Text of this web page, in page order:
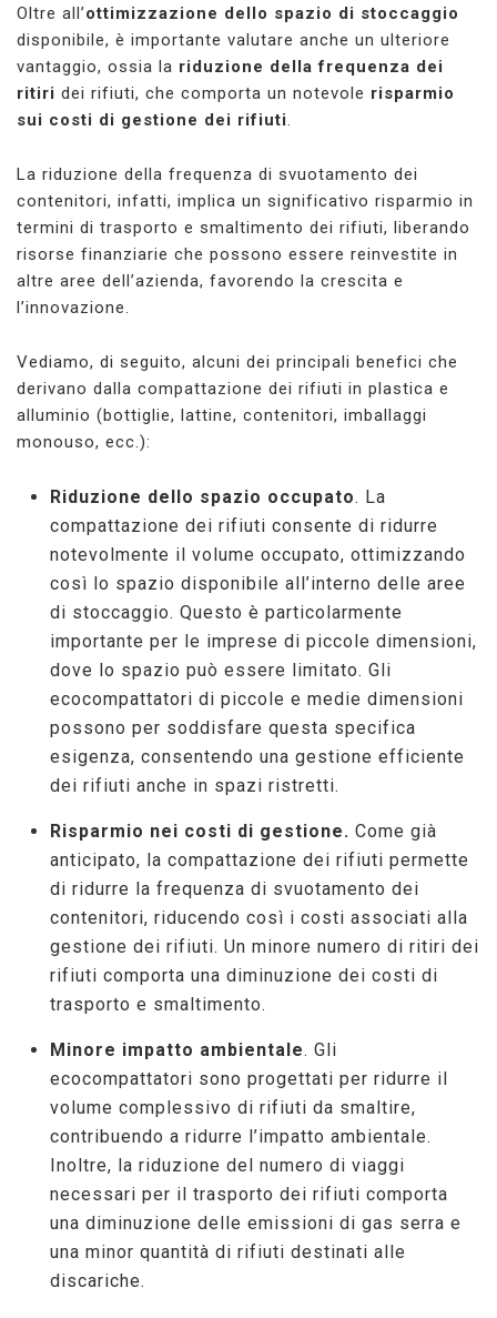
Oltre all’ottimizzazione dello spazio di stoccaggio
disponibile, è importante valutare anche un ulteriore
vantaggio, ossia la riduzione della frequenza dei
ritiri dei rifiuti, che comporta un notevole risparmio
sui costi di gestione dei rifiuti.
La riduzione della frequenza di svuotamento dei
contenitori, infatti, implica un significativo risparmio in
termini di trasporto e smaltimento dei rifiuti, liberando
risorse finanziarie che possono essere reinvestite in
altre aree dell’azienda, favorendo la crescita e
l’innovazione.
Vediamo, di seguito, alcuni dei principali benefici che
derivano dalla compattazione dei rifiuti in plastica e
alluminio (bottiglie, lattine, contenitori, imballaggi
monouso, ecc.):
Riduzione dello spazio occupato. La
compattazione dei rifiuti consente di ridurre
notevolmente il volume occupato, ottimizzando
così lo spazio disponibile all’interno delle aree
di stoccaggio. Questo è particolarmente
importante per le imprese di piccole dimensioni,
dove lo spazio può essere limitato. Gli
ecocompattatori di piccole e medie dimensioni
possono per soddisfare questa specifica
esigenza, consentendo una gestione efficiente
dei rifiuti anche in spazi ristretti.
Risparmio nei costi di gestione. Come già
anticipato, la compattazione dei rifiuti permette
di ridurre la frequenza di svuotamento dei
contenitori, riducendo così i costi associati alla
gestione dei rifiuti. Un minore numero di ritiri dei
rifiuti comporta una diminuzione dei costi di
trasporto e smaltimento.
Minore impatto ambientale. Gli
ecocompattatori sono progettati per ridurre il
volume complessivo di rifiuti da smaltire,
contribuendo a ridurre l’impatto ambientale.
Inoltre, la riduzione del numero di viaggi
necessari per il trasporto dei rifiuti comporta
una diminuzione delle emissioni di gas serra e
una minor quantità di rifiuti destinati alle
discariche.